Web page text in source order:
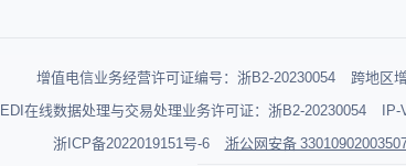
增值电信业务经营许可证编号：浙B2-20230054
跨地区
EDI在线数据处理与交易处理业务许可证：浙B2-20230054
IP-
浙ICP备2022019151号-6
浙公网安备